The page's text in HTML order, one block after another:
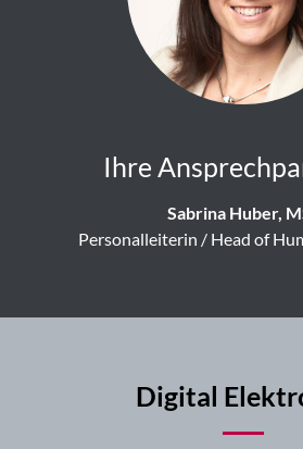
Ihre
Sabrina Huber,
Personalleiterin / Head of
Digital